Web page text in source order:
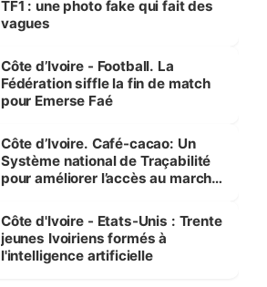
TF1 : une photo fake qui fait des
vagues
Côte d’Ivoire - Football. La
Fédération siffle la fin de match
pour Emerse Faé
Côte d’Ivoire. Café-cacao: Un
Système national de Traçabilité
pour améliorer l’accès au marché
Côte d'Ivoire - Etats-Unis : Trente
jeunes Ivoiriens formés à
l'intelligence artificielle